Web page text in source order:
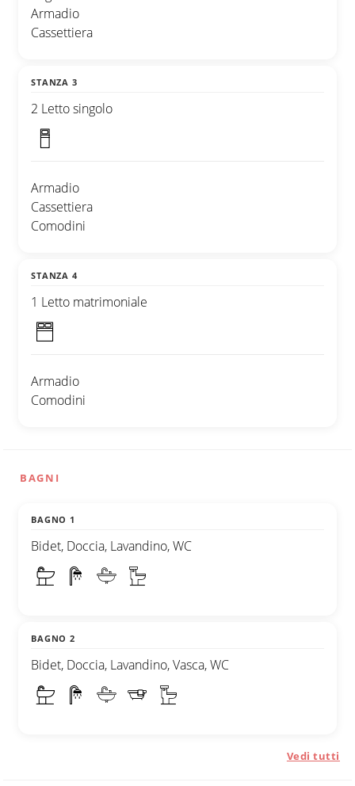
Armadio
Cassettiera
STANZA 3
2 Letto singolo
Armadio
Cassettiera
Comodini
STANZA 4
1 Letto matrimoniale
Armadio
Comodini
BAGNI
BAGNO 1
Bidet, Doccia, Lavandino, WC
BAGNO 2
Bidet, Doccia, Lavandino, Vasca, WC
Vedi tutti